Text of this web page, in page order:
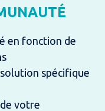
en fonction de
spécifique
votre